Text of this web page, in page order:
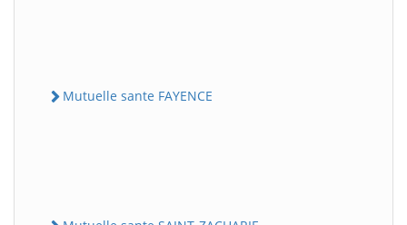
Mutuelle sante FAYENCE